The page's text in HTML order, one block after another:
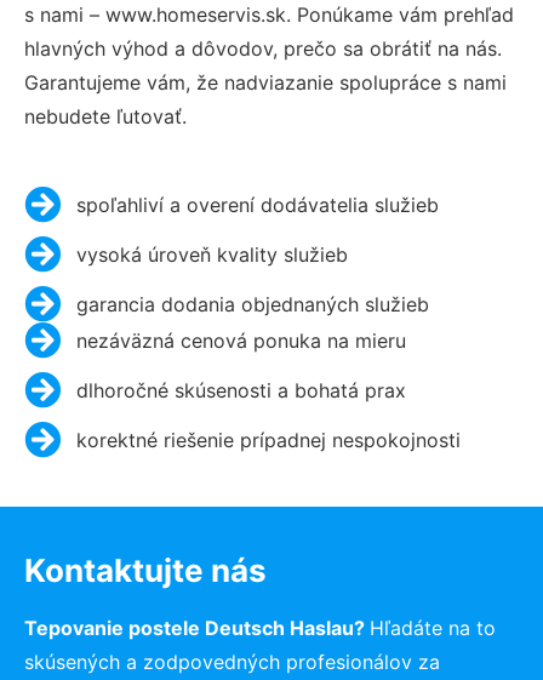
s nami – www.homeservis.sk. Ponúkame vám prehľad
hlavných výhod a dôvodov, prečo sa obrátiť na nás.
Garantujeme vám, že nadviazanie spolupráce s nami
nebudete ľutovať.
spoľahliví a overení dodávatelia služieb
vysoká úroveň kvality služieb
garancia dodania objednaných služieb
nezáväzná cenová ponuka na mieru
dlhoročné skúsenosti a bohatá prax
korektné riešenie prípadnej nespokojnosti
Kontaktujte nás
Tepovanie postele Deutsch Haslau? Hľadáte na to
skúsených a zodpovedných profesionálov za